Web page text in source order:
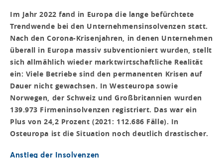
Im Jahr 2022 fand in Europa die lange befürchtete
Trendwende bei den Unternehmensinsolvenzen statt.
Nach den Corona-Krisenjahren, in denen Unternehmen
überall in Europa massiv subventioniert wurden, stellt
sich allmählich wieder marktwirtschaftliche Realität
ein: Viele Betriebe sind den permanenten Krisen auf
Dauer nicht gewachsen. In Westeuropa sowie
Norwegen, der Schweiz und Großbritannien wurden
139.973 Firmeninsolvenzen registriert. Das war ein
Plus von 24,2 Prozent (2021: 112.686 Fälle). In
Osteuropa ist die Situation noch deutlich drastischer.
Anstieg der Insolvenzen